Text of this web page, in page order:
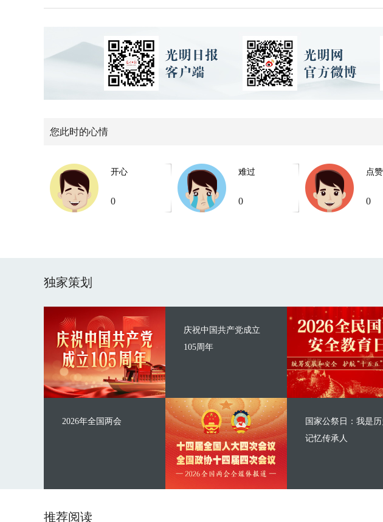
您此时的心情
开心
0
难过
0
点赞
0
独家策划
庆祝中国共产党成立
105周年
2026年全国两会
国家公祭日：我是历
记忆传承人
推荐阅读